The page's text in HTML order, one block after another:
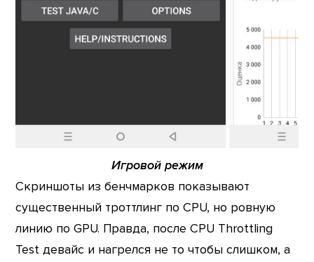
Игровой режим
Скриншоты из бенчмарков показывают
существенный троттлинг по CPU, но ровную
линию по GPU. Правда, после CPU Throttling
Test девайс и нагрелся не то чтобы слишком, а